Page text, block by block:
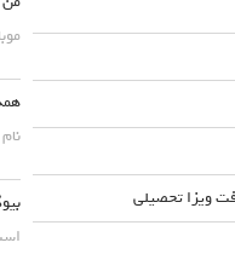
موبایلش
ویزا تحصیلی